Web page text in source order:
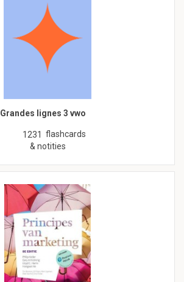
Grandes lignes 3 vwo
1231 flashcards
& notities